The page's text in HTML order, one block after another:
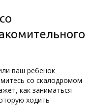
ваш ребенок
со скалодромом
как заниматься
ходить